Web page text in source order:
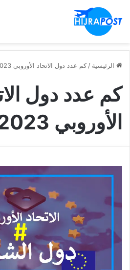
الرئيسية / كم عدد دول الاتحاد الأوروبي 2023
كم عدد دول
الأوروبي 2023